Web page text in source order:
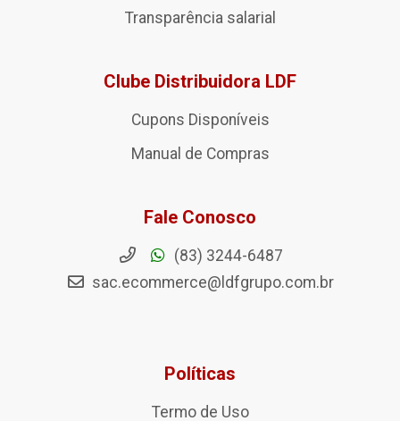
Transparência salarial
Clube Distribuidora LDF
Cupons Disponíveis
Manual de Compras
Fale Conosco
(83) 3244-6487
sac.ecommerce@ldfgrupo.com.br
Políticas
Termo de Uso